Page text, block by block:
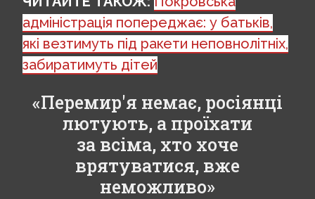
адміністрація попереджає: у батьків,
які везтимуть під ракети неповнолітніх,
забиратимуть дітей
«Перемир'я немає, росіянці
лютують, а проїхати
за всіма, хто хоче
врятуватися, вже
неможливо»